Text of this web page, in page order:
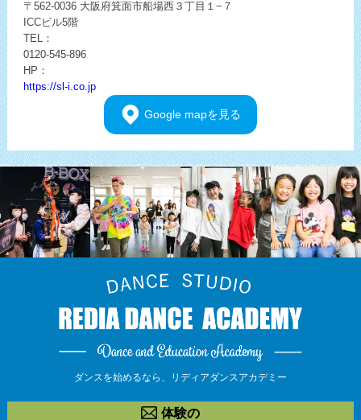
〒562-0036 大阪府箕面市船場西３丁目１−７
ICCビル5階
TEL：
0120-545-896
HP：
https://sl-i.co.jp
Google mapを見る
ダンスを始めるなら、 リディアダンスアカデミー
体験の